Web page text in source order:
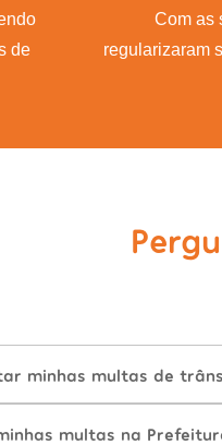
de
Com as
regularizaram
minhas multas de
multas na